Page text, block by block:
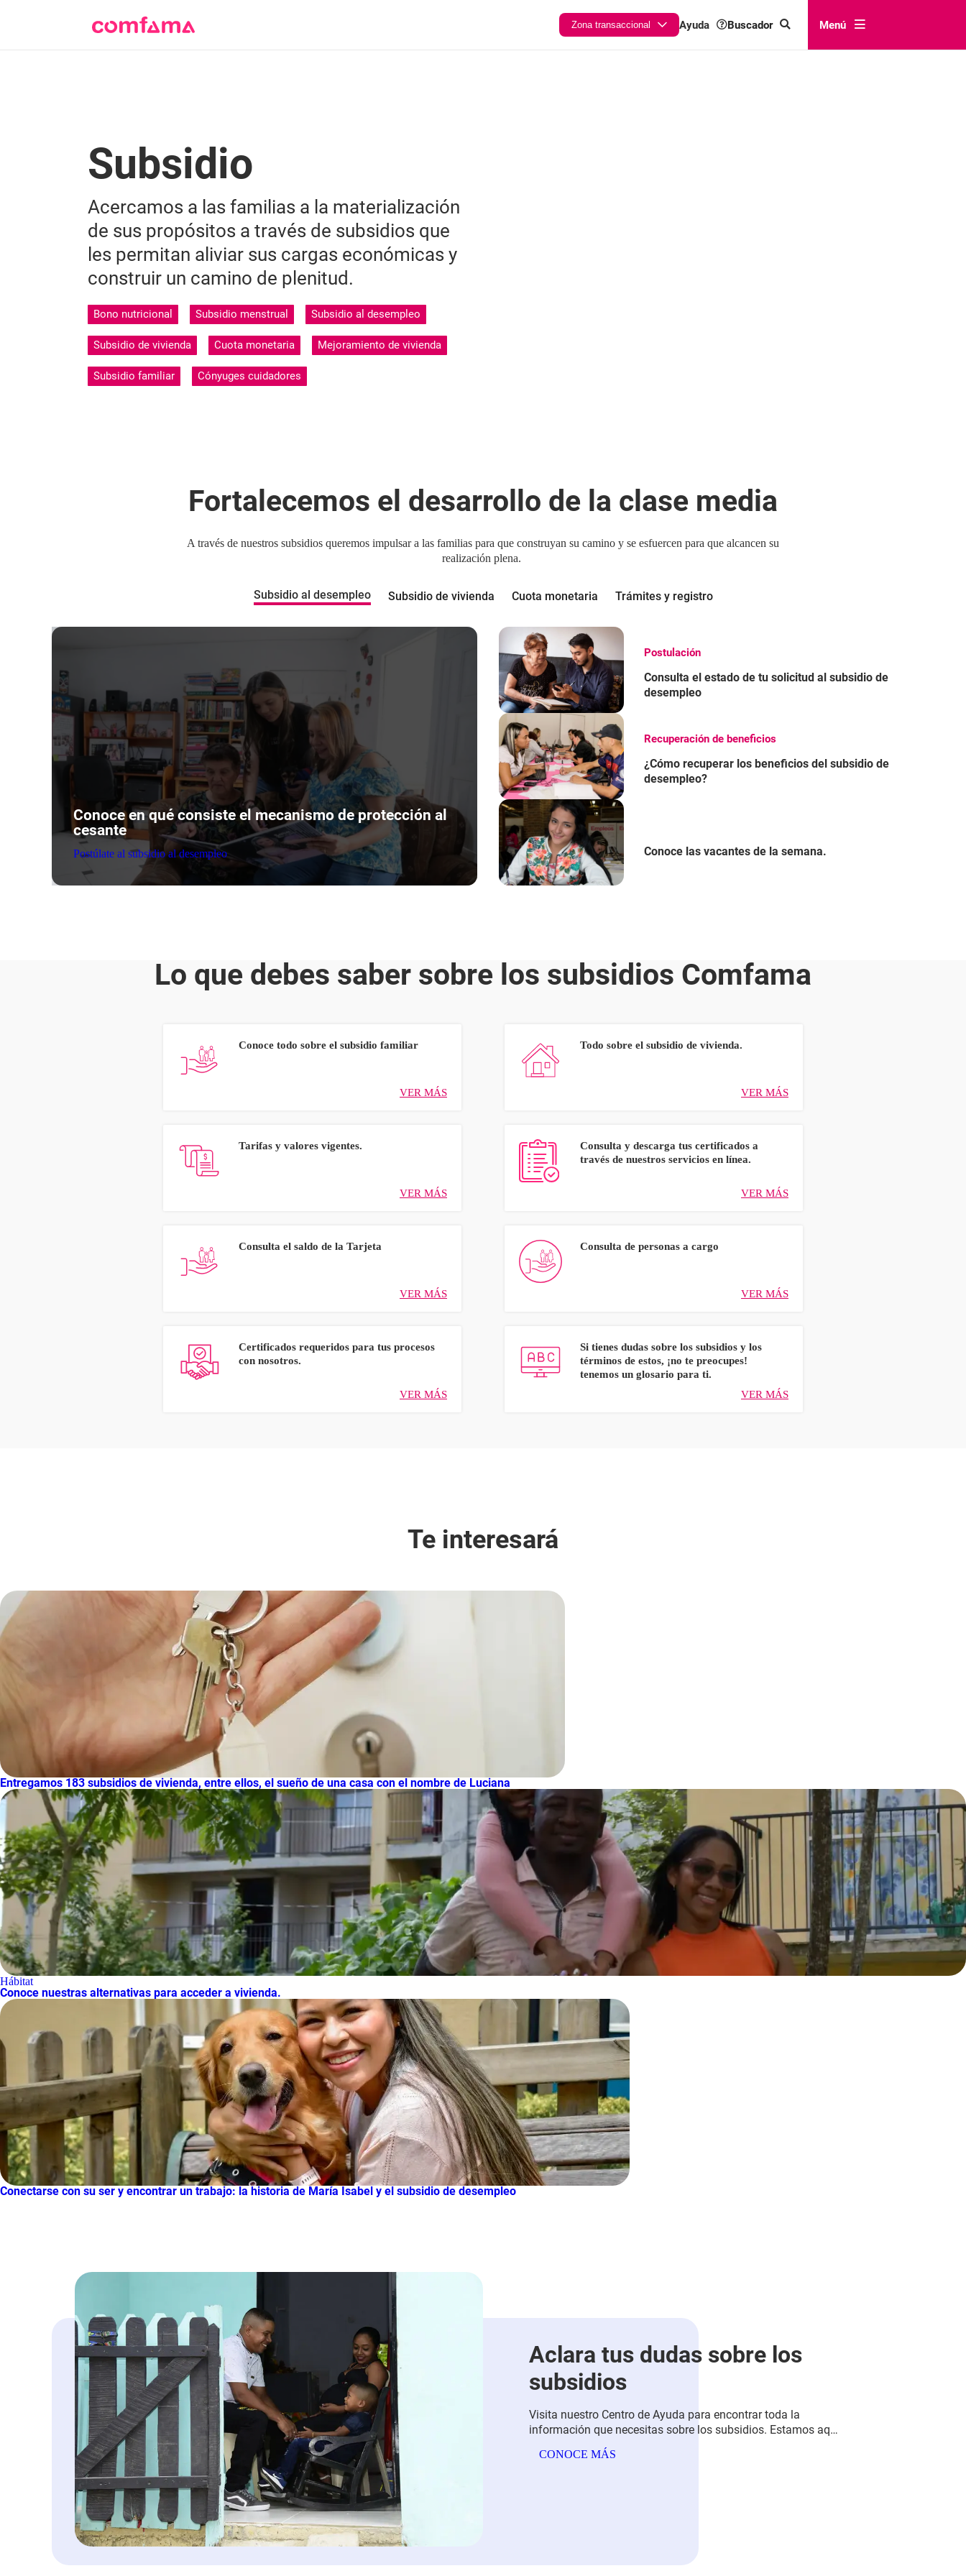
Zona transaccional Ayuda Buscador Menú
Subsidio
Acercamos a las familias a la materialización
de sus propósitos a través de subsidios que
les permitan aliviar sus cargas económicas y
construir un camino de plenitud.
Bono nutricional Subsidio menstrual Subsidio al desempleo
Subsidio de vivienda Cuota monetaria Mejoramiento de vivienda
Subsidio familiar Cónyuges cuidadores
Fortalecemos el desarrollo de la clase media
A través de nuestros subsidios queremos impulsar a las familias para que construyan su camino y se esfuercen para que alcancen su
realización plena.
Subsidio al desempleo Subsidio de vivienda Cuota monetaria Trámites y registro
Conoce en qué consiste el mecanismo de protección al
cesante
Postúlate al subsidio al desempleo
Postulación
Consulta el estado de tu solicitud al subsidio de
desempleo
Recuperación de beneficios
¿Cómo recuperar los beneficios del subsidio de
desempleo?
Conoce las vacantes de la semana.
Lo que debes saber sobre los subsidios Comfama
Conoce todo sobre el subsidio familiar
VER MÁS
Tarifas y valores vigentes.
VER MÁS
Consulta el saldo de la Tarjeta
VER MÁS
Certificados requeridos para tus procesos
con nosotros.
VER MÁS
Todo sobre el subsidio de vivienda.
VER MÁS
Consulta y descarga tus certificados a
través de nuestros servicios en línea.
VER MÁS
Consulta de personas a cargo
VER MÁS
Si tienes dudas sobre los subsidios y los
términos de estos, ¡no te preocupes!
tenemos un glosario para ti.
VER MÁS
Te interesará
Entregamos 183 subsidios de vivienda, entre ellos, el sueño de una casa con el nombre de Luciana
Hábitat
Conoce nuestras alternativas para acceder a vivienda.
Conectarse con su ser y encontrar un trabajo: la historia de María Isabel y el subsidio de desempleo
Aclara tus dudas sobre los
subsidios
Visita nuestro Centro de Ayuda para encontrar toda la
información que necesitas sobre los subsidios. Estamos aquí
para acompañarte y facilitarte el acceso a beneficios que
alivien tus cargas económicas y te acerquen a tus metas.
CONOCE MÁS